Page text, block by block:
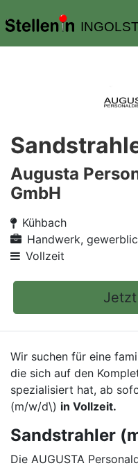
Augusta
GmbH
Kühbach
Handwerk,
Vollzeit
Wir suchen für eine
die sich auf den
spezialisiert hat, ab
(m/w/d\) in Vollzeit.
Sandstrahler
Die AUGUSTA